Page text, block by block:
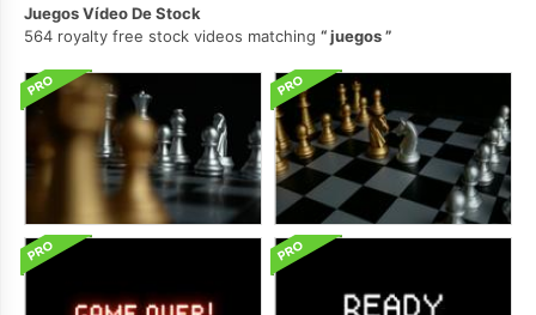
Juegos Vídeo De Stock
564 royalty free stock videos matching
juegos